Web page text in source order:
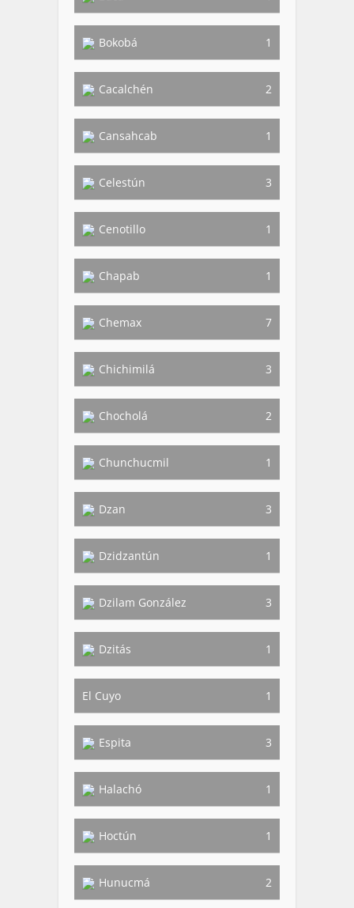
Bokobá 1
Cacalchén 2
Cansahcab 1
Celestún 3
Cenotillo 1
Chapab 1
Chemax 7
Chichimilá 3
Chocholá 2
Chunchucmil 1
Dzan 3
Dzidzantún 1
Dzilam González 3
Dzitás 1
El Cuyo 1
Espita 3
Halachó 1
Hoctún 1
Hunucmá 2